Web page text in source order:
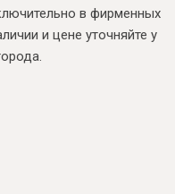
в фирменных
и цене уточняйте у